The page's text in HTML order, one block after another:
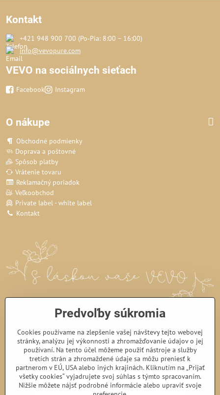
Kontakt
+421 948 900 700 (Po‑Pia: 8:00 – 16:00)
info@vevopure.com
VEVO na sociálnych sieťach
Facebook Instagram
O nákupe
Obchodné podmienky
Doprava a poštovné
Spôsob platby
Vrátenie tovaru
Reklamačný poriadok
Veľkoobchod
Private label - white label
Kontakt
Predvoľby súkromia
Cookies používame na zlepšenie vašej návštevy tejto webovej
stránky, analýzu jej výkonnosti a zhromažďovanie údajov o jej
používaní. Na tento účel môžeme použiť nástroje a služby
tretích strán a zhromaždené údaje sa môžu preniesť k
partnerom v EÚ, USA alebo iných krajinách. Kliknutím na „Prijať
všetky cookies“ vyjadrujete svoj súhlas s týmto spracovaním.
Nižšie môžete nájsť podrobné informácie alebo upraviť svoje